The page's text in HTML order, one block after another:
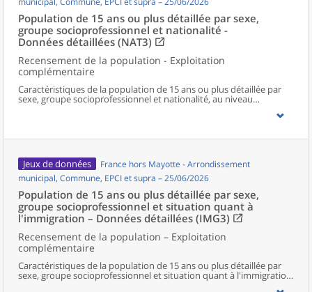
Population de 15 ans ou plus détaillée par sexe,
groupe socioprofessionnel et nationalité -
Données détaillées (NAT3)
Recensement de la population - Exploitation
complémentaire
Caractéristiques de la population de 15 ans ou plus détaillée par
sexe, groupe socioprofessionnel et nationalité, au niveau
communal et supracommunal pour la France hors Mayotte.
Jeux de données
France hors Mayotte - Arrondissement
municipal, Commune, EPCI et supra – 25/06/2026
Population de 15 ans ou plus détaillée par sexe,
groupe socioprofessionnel et situation quant à
l'immigration – Données détaillées (IMG3)
Recensement de la population – Exploitation
complémentaire
Caractéristiques de la population de 15 ans ou plus détaillée par
sexe, groupe socioprofessionnel et situation quant à l'immigration,
au niveau communal et supracommunal pour la France hors